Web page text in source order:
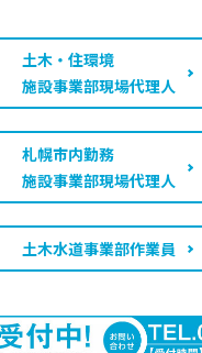
土木・住環境
施設事業部現場代理人
札幌市内勤務
施設事業部現場代理人
土木水道事業部作業員